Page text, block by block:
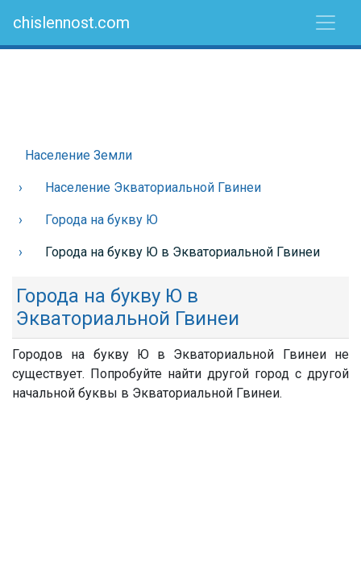
chislennost.com
Население Земли
Население Экваториальной Гвинеи
Города на букву Ю
Города на букву Ю в Экваториальной Гвинеи
Города на букву Ю в
Экваториальной Гвинеи
Городов на букву Ю в Экваториальной Гвинеи не
существует. Попробуйте найти другой город с другой
начальной буквы в Экваториальной Гвинеи.